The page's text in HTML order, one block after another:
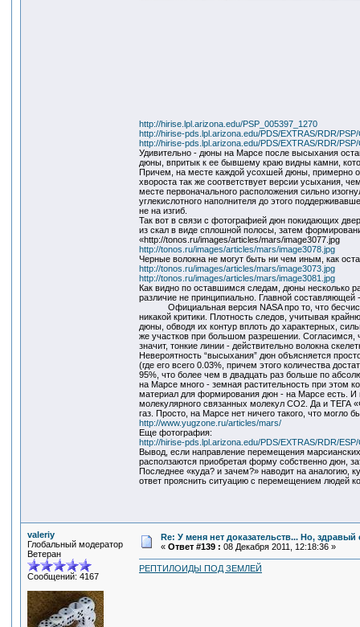
http://hirise.lpl.arizona.edu/PSP_005397_1270
http://hirise-pds.lpl.arizona.edu/PDS/EXTRAS/RDR/
http://hirise-pds.lpl.arizona.edu/PDS/EXTRAS/RDR/
Удивительно - дюны на Марсе после высыхания
дюны, впритык к ее бывшему краю видны камни,
Причем, на месте каждой усохшей дюны, примерно
хвороста так же соответствует версии усыхания,
месте первоначального расположения сильно
углекислотного наполнителя до этого
не на изгиб.
Так вот в связи с фотографией дюн покидающих
из скал в виде сплошной полосы, затем
«http://tonos.ru/images/articles/mars/image3077.jpg
http://tonos.ru/images/articles/mars/image3078.jpg
Черные волокна не могут быть ни чем иным, как
http://tonos.ru/images/articles/mars/image3073.jpg
http://tonos.ru/images/articles/mars/image3081.jpg
Как видно по оставшимся следам, дюны несколько
различие не принципиально. Главной
Официальная версия NASA про то, что
никакой критики. Плотность следов, учитывая
дюны, обводя их контур вплоть до характерных,
же участков при большом разрешении. Согласимся,
значит, тонкие линии - действительно волокна
Невероятность “высыхания” дюн объясняется
(где его всего 0.03%, причем этого количества
95%, что более чем в двадцать раз больше по
на Марсе много - земная растительность при этом
материал для формирования дюн - на Марсе есть.
молекулярного связанных молекул СО2. Да и ТЕГА
газ. Просто, на Марсе нет ничего такого, что могло
http://www.yugzone.ru/articles/mars/
Еще фотография:
http://hirise-pds.lpl.arizona.edu/PDS/EXTRAS/RDR/
Вывод, если направление перемещения
расползаются приобретая форму собственно дюн,
Последнее «куда? и зачем?» наводит на аналогию,
ответ прояснить ситуацию с перемещением людей
valeriy
Глобальный модератор
Ветеран
Сообщений: 4167
Re: У меня нет доказательств... Но,
« Ответ #139 : 08 Декабря 2011, 12:18:36 »
РЕПТИЛОИДЫ ПОД ЗЕМЛЕЙ